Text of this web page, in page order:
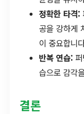
정확한 타격:
공을 강하게
이 중요합니
반복 연습:
습으로 감각
결론